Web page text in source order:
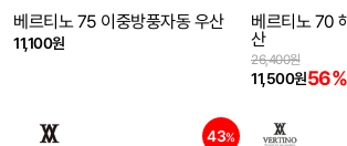
베르티노 75 이중방풍자동 우산
11,100원
베르티노 70
산
11,500원56%
26,400원
43%